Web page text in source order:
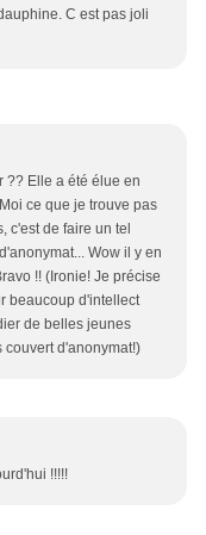
C est pas joli
?? Elle a été élue en
ce que je trouve pas
c'est de faire un tel
Wow il y en
!! (Ironie! Je précise
beaucoup d'intellect
de belles jeunes
couvert d'anonymat!)
!!!!!